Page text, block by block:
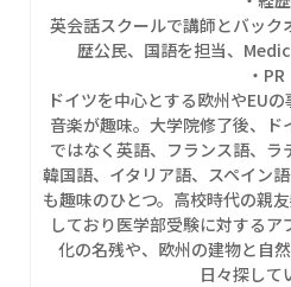
英会話スクールで講師とバック
歴公民、国語を担当、
・PR
ドイツを中心とする欧州やEU
音楽が趣味。大学院修了後、
ではなく英語、フランス語、ラ
韓国語、イタリア語、スペイン
も趣味のひとつ。高校時代の親
しており医学部受験に対する
化の名残や、欧州の建物と自
日々探して